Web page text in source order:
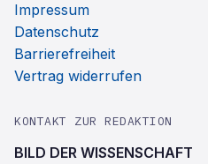
Impressum
Datenschutz
Barrierefreiheit
Vertrag widerrufen
KONTAKT ZUR REDAKTION
BILD DER WISSENSCHAFT